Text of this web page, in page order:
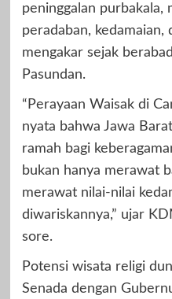
peninggalan purbakala,
peradaban, kedamaian,
mengakar sejak
Pasundan.
“Perayaan Waisak di
nyata bahwa Jawa
ramah bagi
bukan hanya merawat
merawat nilai-nilai
diwariskannya,” ujar
sore.
Potensi wisata religi
Senada dengan